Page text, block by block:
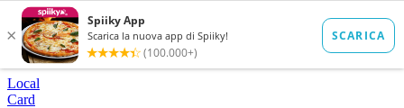
Local
Card